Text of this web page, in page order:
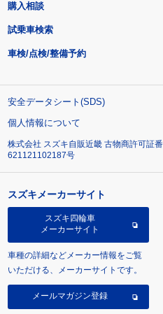
購入相談
試乗車検索
車検/点検/整備予約
安全データシート(SDS)
個人情報について
株式会社 スズキ自販近畿 古物商許可証
621121102187号
スズキメーカーサイト
スズキ四輪車
メーカーサイト
車種の詳細などメーカー情報をご覧
いただける、メーカーサイトです。
メールマガジン登録